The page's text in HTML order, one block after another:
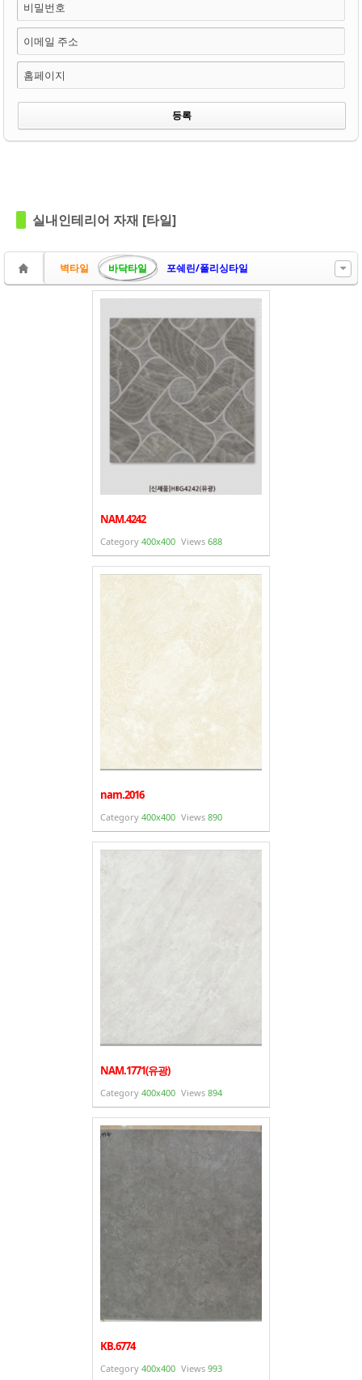
비밀번호
이메일 주소
홈페이지
실내인테리어 자재 [타일]
벽타일 바닥타일 포쉐린/폴리싱타일
NAM.4242
Category 400x400 Views 688
nam.2016
Category 400x400 Views 890
NAM.1771(유광)
Category 400x400 Views 894
KB.6774
Category 400x400 Views 993